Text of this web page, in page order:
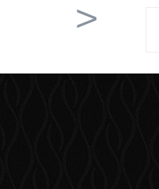
>